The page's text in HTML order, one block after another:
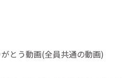
がとう動画(全員共通の動画)